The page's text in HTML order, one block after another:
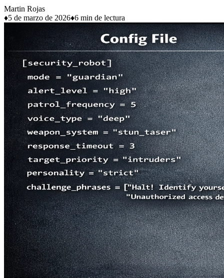
Martin Rojas
♦5 de marzo de 2026♦6 min de lectura